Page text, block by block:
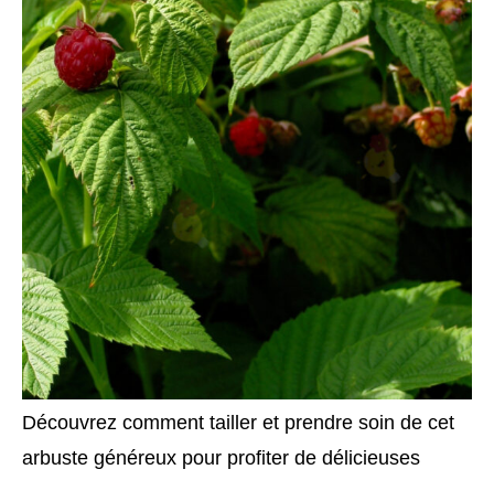
Découvrez comment tailler et prendre soin de cet
arbuste généreux pour profiter de délicieuses